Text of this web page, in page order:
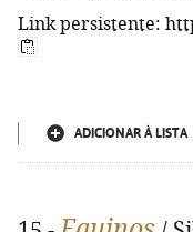
Link persistente:
ADICIONAR À LISTA